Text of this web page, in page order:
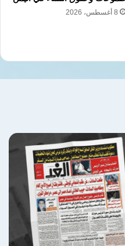
8 أغسطس، 2026